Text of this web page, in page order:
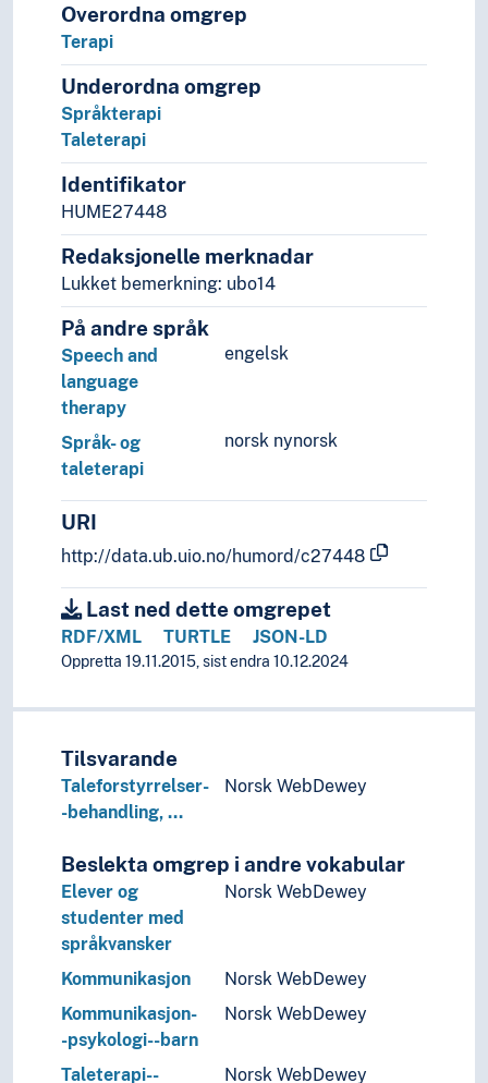
Overordna omgrep
Terapi
Underordna omgrep
Språkterapi
Taleterapi
Identifikator
HUME27448
Redaksjonelle merknadar
Lukket bemerkning: ubo14
På andre språk
engelsk
Speech and
language
therapy
norsk nynorsk
Språk- og
taleterapi
URI
http://data.ub.uio.no/humord/c27448
Last ned dette omgrepet
RDF/XML TURTLE JSON-LD
Oppretta 19.11.2015, sist endra 10.12.2024
Tilsvarande
Taleforstyrrelser-
-behandling, …
Norsk WebDewey
Beslekta omgrep i andre vokabular
Elever og
studenter med
språkvansker
Norsk WebDewey
Kommunikasjon
Norsk WebDewey
Kommunikasjon-
-psykologi--barn
Norsk WebDewey
Taleterapi--
Norsk WebDewey